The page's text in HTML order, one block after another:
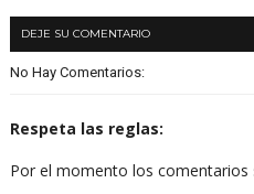
DEJE SU COMENTARIO
No Hay Comentarios:
Respeta las reglas:
Por el momento los comentarios